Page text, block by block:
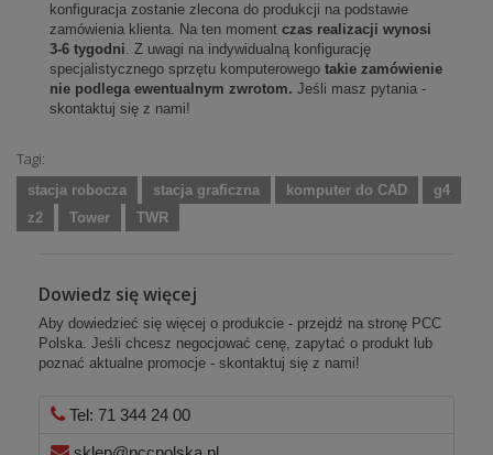
konfiguracja zostanie zlecona do produkcji na podstawie
zamówienia klienta. Na ten moment czas realizacji wynosi
3-6 tygodni. Z uwagi na indywidualną konfigurację
specjalistycznego sprzętu komputerowego takie zamówienie
nie podlega ewentualnym zwrotom. Jeśli masz pytania -
skontaktuj się z nami!
Tagi:
stacja robocza stacja graficzna komputer do CAD
g4
z2
Tower TWR
Dowiedz się więcej
Aby dowiedzieć się więcej o produkcie - przejdź na stronę PCC
Polska. Jeśli chcesz negocjować cenę, zapytać o produkt lub
poznać aktualne promocje - skontaktuj się z nami!
Tel: 71 344 24 00